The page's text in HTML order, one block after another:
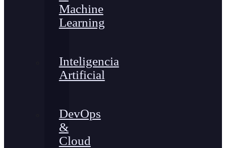
Machine
Learning
Inteligencia
Artificial
DevOps
&
Cloud